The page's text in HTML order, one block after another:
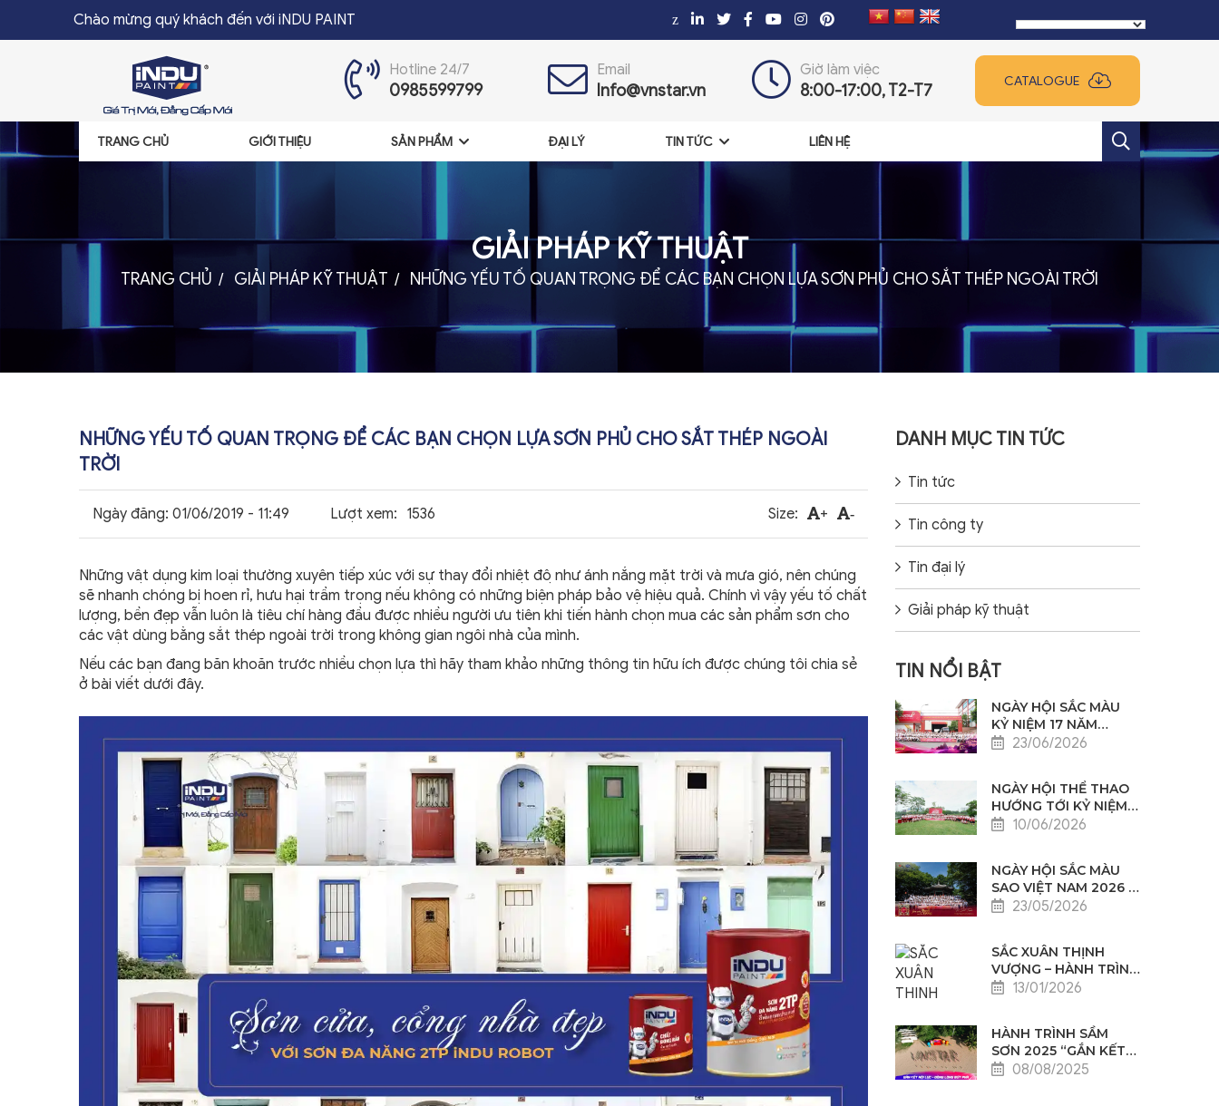
TRANG CHỦ
Chào mừng quý khách đến với iNDU PAINT z
Hotline 24/7
0985599799
Email
Info@vnstar.vn
Giờ làm việc
8:00-17:00, T2-T7 CATALOGUE
TRANG CHỦ GIỚI THIỆU SẢN PHẨM ĐẠI LÝ TIN TỨC LIÊN HỆ
TRANG CHỦ GIẢI PHÁP KỸ THUẬT NHỮNG YẾU TỐ QUAN TRỌNG ĐỂ CÁC BẠN CHỌN LỰA SƠN PHỦ CHO SẮT THÉP NGOÀI TRỜI
GIẢI PHÁP KỸ THUẬT
NHỮNG YẾU TỐ QUAN TRỌNG ĐỂ CÁC BẠN CHỌN LỰA SƠN PHỦ CHO SẮT THÉP NGOÀI
TRỜI
Ngày đăng: 01/06/2019 - 11:49 Lượt xem: 1536 Size: + -
Những vật dụng kim loại thường xuyên tiếp xúc với sự thay đổi nhiệt độ như ánh nắng mặt trời và mưa gió, nên chúng
sẽ nhanh chóng bị hoen rỉ, hưu hại trầm trọng nếu không có những biện pháp bảo vệ hiệu quả. Chính vì vậy yếu tố chất
lượng, bền đẹp vẫn luôn là tiêu chí hàng đầu được nhiều người ưu tiên khi tiến hành chọn mua các sản phẩm sơn cho
các vật dùng bằng sắt thép ngoài trời trong không gian ngôi nhà của mình.
Nếu các bạn đang băn khoăn trước nhiều chọn lựa thì hãy tham khảo những thông tin hữu ích được chúng tôi chia sẻ
ở bài viết dưới đây.
DANH MỤC TIN TỨC
Tin tức
Tin công ty
Tin đại lý
Giải pháp kỹ thuật
TIN NỔI BẬT
NGÀY HỘI SẮC MÀU
KỶ NIỆM 17 NĂM
THÀNH LẬP SAO VIỆT
PHÁ VƯƠN XA
23/06/2026
NGÀY HỘI THỂ THAO
HƯỚNG TỚI KỶ NIỆM
17 NĂM THÀNH LẬP
10/06/2026
NGÀY HỘI SẮC MÀU
SAO VIỆT NAM 2026 –
HÒA SẮC THỊNH
23/05/2026
SẮC XUÂN THỊNH
VƯỢNG – HÀNH TRÌNH
TIẾP NỐI GIÁ TRỊ,
13/01/2026
HÀNH TRÌNH SẦM
SƠN 2025 “GẮN KẾT
NỘI LỰC – ĐỒNG
08/08/2025